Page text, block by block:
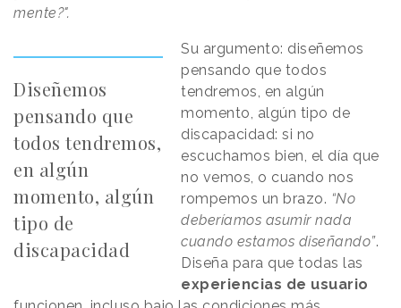
mente?".
Diseñemos
pensando que
todos tendremos,
en algún
momento, algún
tipo de
discapacidad
Su argumento: diseñemos
pensando que todos
tendremos, en algún
momento, algún tipo de
discapacidad: si no
escuchamos bien, el día que
no vemos, o cuando nos
rompemos un brazo. “No
deberíamos asumir nada
cuando estamos diseñando”.
Diseña para que todas las
experiencias de usuario